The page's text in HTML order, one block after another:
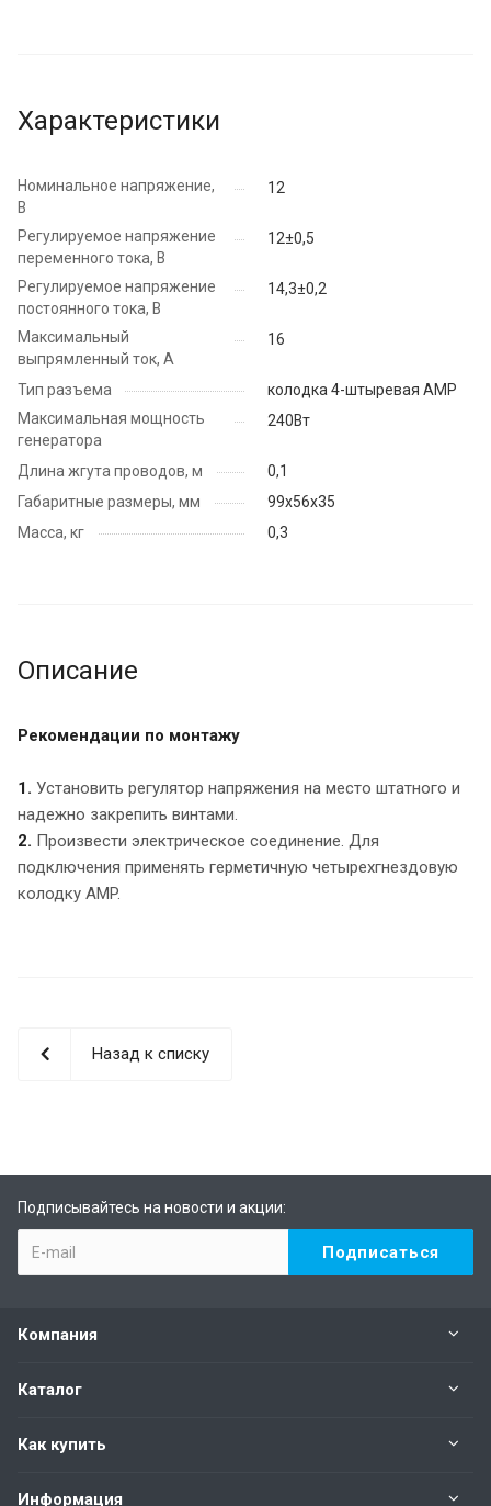
Характеристики
Номинальное напряжение,
В
12
Регулируемое напряжение
переменного тока, В
12±0,5
Регулируемое напряжение
постоянного тока, В
14,3±0,2
Максимальный
выпрямленный ток, А
16
Тип разъема
колодка 4-штыревая AMP
Максимальная мощность
генератора
240Вт
Длина жгута проводов, м
0,1
Габаритные размеры, мм
99х56х35
Масса, кг
0,3
Описание
Рекомендации по монтажу
1. Установить регулятор напряжения на место штатного и
надежно закрепить винтами.
2. Произвести электрическое соединение. Для
подключения применять герметичную четырехгнездовую
колодку AMP.
Назад к списку
Подписывайтесь на новости и акции:
Компания
Каталог
Как купить
Информация